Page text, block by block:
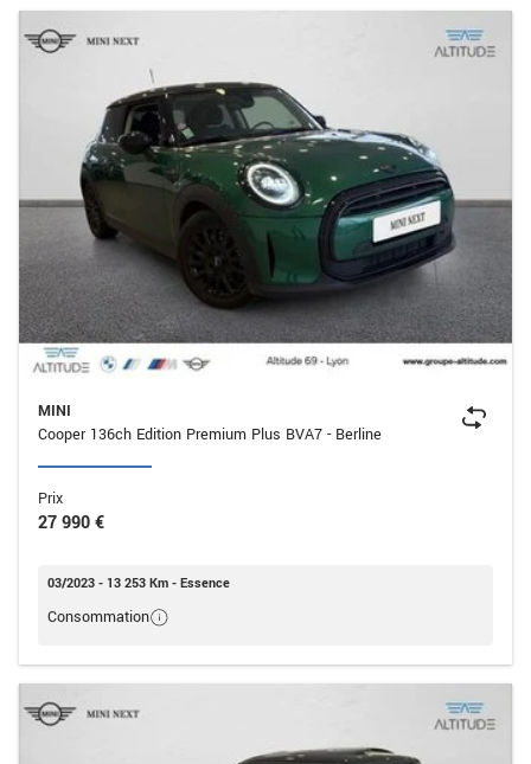
MINI
Cooper 136ch Edition Premium Plus BVA7 - Berline
Prix
27 990 €
03/2023 - 13 253 Km - Essence
Consommation